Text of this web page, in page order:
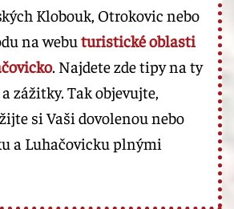
Klobouk, Otrokovic nebo
na webuturistické oblasti
. Najdete zde tipy na ty
zážitky. Tak objevujte,
si Vaši dovolenou nebo
a Luhačovicku plnými